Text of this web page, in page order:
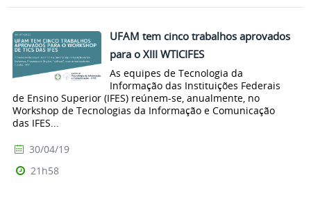
UFAM tem cinco trabalhos aprovados
para o XIII WTICIFES
As equipes de Tecnologia da
Informação das Instituições Federais
de Ensino Superior (IFES) reúnem-se, anualmente, no
Workshop de Tecnologias da Informação e Comunicação
das IFES...
30/04/19
21h58